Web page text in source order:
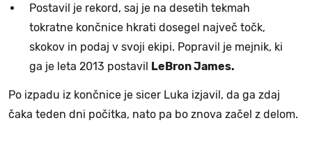
Postavil je rekord, saj je na desetih tekmah
tokratne končnice hkrati dosegel največ točk,
skokov in podaj v svoji ekipi. Popravil je mejnik, ki
ga je leta 2013 postavil LeBron James.
Po izpadu iz končnice je sicer Luka izjavil, da ga zdaj
čaka teden dni počitka, nato pa bo znova začel z delom.